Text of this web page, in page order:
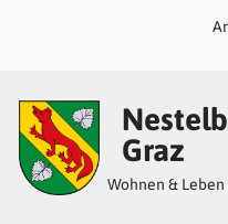
Accesskey
1)
Accesskey
2)
Accesskey
3)
Graz
Wohnen &